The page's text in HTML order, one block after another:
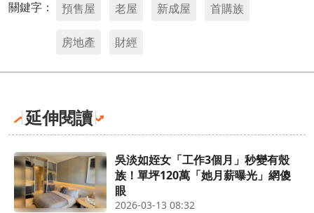
關鍵字： 預售屋 老屋 新成屋 首購族
房地產 財經
延伸閱讀
吳淡如姪女「工作3個月」秒變有殼
族！單坪120萬「她月薪曝光」網傻
眼
2026-03-13 08:32